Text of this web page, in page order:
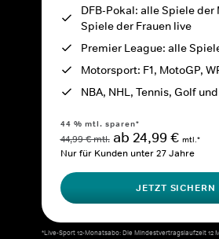
DFB-Pokal: alle Spiele der
Spiele der Frauen live
Premier League: alle
Motorsport: F1, MotoGP,
NBA, NHL, Tennis, Golf
44 % mtl. sparen*
44,99 € mtl. ab 24,99 € mtl.*
Nur für Kunden unter 27 Jahre
JETZT SICHERN
*Live-Sport 12-Monatsabo: Die Mindestvertragslaufzeit 12